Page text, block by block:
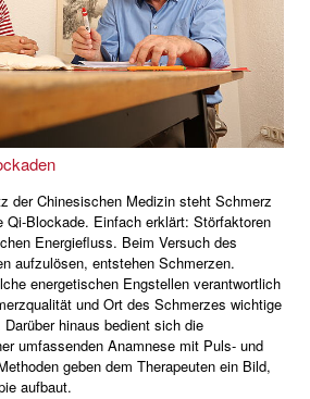
der Chinesischen Medizin steht Schmerz
Qi-Blockade. Einfach erklärt: Störfaktoren
Energiefluss. Beim Versuch des
aufzulösen, entstehen Schmerzen.
energetischen Engstellen verantwortlich
und Ort des Schmerzes wichtige
hinaus bedient sich die
umfassenden Anamnese mit Puls- und
geben dem Therapeuten ein Bild,
aufbaut.